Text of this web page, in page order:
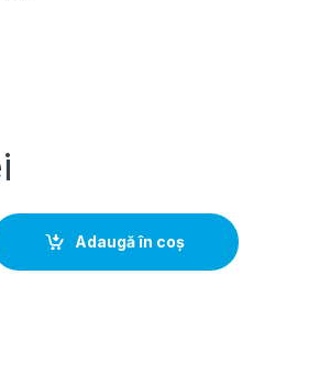
Electric Metalic 600x 600x300,
Adaugă în coș